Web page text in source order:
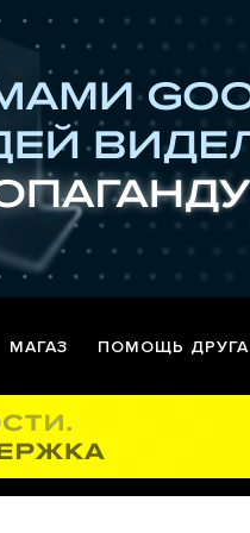
МАГАЗ ПОМОЩЬ ДРУГА